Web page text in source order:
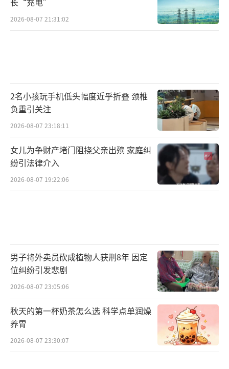
2026-08-07 21:31:02
2名小孩玩手机低头幅度近乎折叠 颈椎
负重引关注
2026-08-07 23:18:11
女儿为争财产堵门阻挠父亲出殡 家庭纠
纷引法律介入
2026-08-07 19:22:06
男子将外卖员砍成植物人获刑8年 因定
位纠纷引发悲剧
2026-08-07 23:05:06
秋天的第一杯奶茶怎么选 科学点单润燥
养胃
2026-08-07 23:30:07